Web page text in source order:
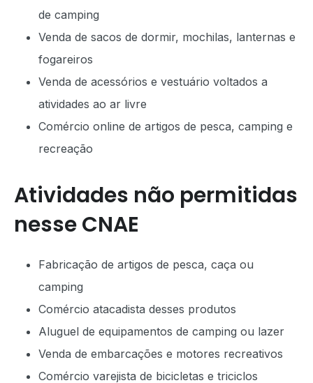
de camping
Venda de sacos de dormir, mochilas, lanternas e
fogareiros
Venda de acessórios e vestuário voltados a
atividades ao ar livre
Comércio online de artigos de pesca, camping e
recreação
Atividades não permitidas
nesse CNAE
Fabricação de artigos de pesca, caça ou
camping
Comércio atacadista desses produtos
Aluguel de equipamentos de camping ou lazer
Venda de embarcações e motores recreativos
Comércio varejista de bicicletas e triciclos